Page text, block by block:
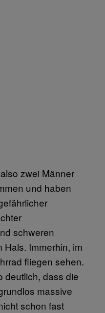
zwei Männer
und haben
schweren
Hals. Immerhin, im
fliegen sehen.
deutlich, dass die
massive
schon fast